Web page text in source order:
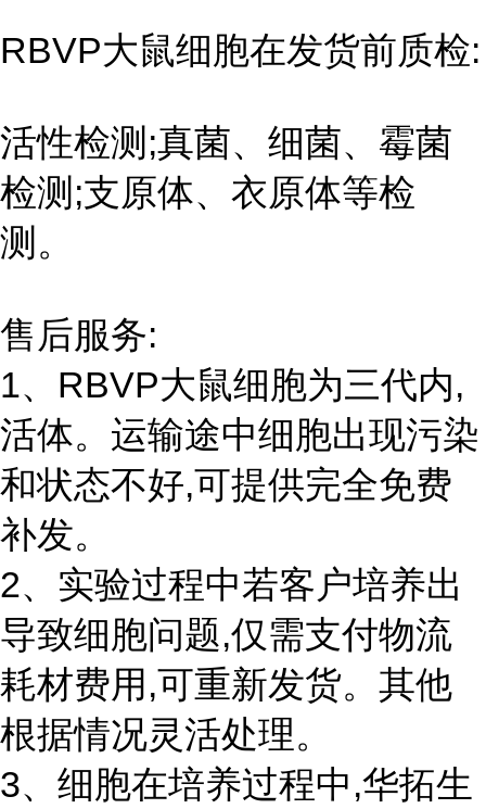
RBVP大鼠细胞在发货前质检:
活性检测;真菌、细菌、霉菌
检测;支原体、衣原体等检
测。
售后服务:
1、RBVP大鼠细胞为三代内,
活体。运输途中细胞出现污染
和状态不好,可提供完全免费
补发。
2、实验过程中若客户培养出
导致细胞问题,仅需支付物流
耗材费用,可重新发货。其他
根据情况灵活处理。
3、细胞在培养过程中,华拓生